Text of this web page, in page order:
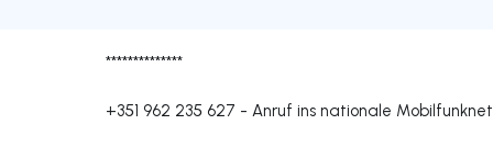
**************
+351 962 235 627 - Anruf ins nationale